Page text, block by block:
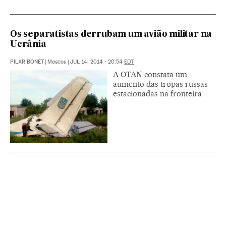
Os separatistas derrubam um avião militar na
Ucrânia
PILAR BONET Moscou JUL 14, 2014 - 20:54 EDT
A OTAN constata um
aumento das tropas russas
estacionadas na fronteira